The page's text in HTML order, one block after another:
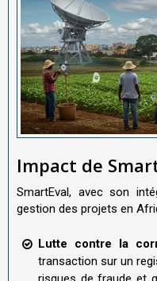
Impact de
SmartEval, avec son
gestion des projets en
Lutte contre la
transaction sur un